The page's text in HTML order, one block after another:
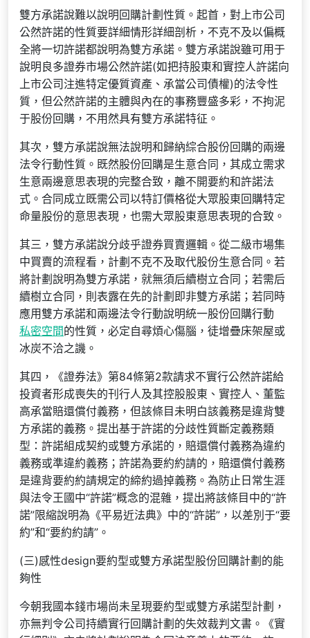
雙方承諾說難以說明回購計劃性質。起首，對上市公司
公然許諾的性質要詳細情形詳細剖析，不克不及以偏概
全將一切許諾都說明為雙方承諾。雙方承諾說雖可用于
說明良多證券市場公然許諾(如把持股東和實控人許諾向
上市公司注進特定優質資產、承當公司債權)的法令性
質，但公然許諾的主體與內在的事務豐盛多彩，不拘泥
于股份回購，不用然具有雙方承諾特征。
其次，雙方承諾說無法說明和歸納綜合股份回購的兩邊
法令行動性質。既然股份回購是生意合同，其成立需求
生意兩邊意思表現的完整合致，離不開要約和許諾法
式。合同成立既需公司以特訂價格從大眾股東回購特定
命量股份的意思表現，也需大眾股東意思表現的合致。
其三，雙方承諾說分歧乎證券買賣邏輯。從二級市場集
中買賣的流程看，計劃不克不及取代股份生意合同。若
將計劃說明為雙方承諾，就無須后續樹立合同；若需后
續樹立合同，則表露在先的計劃即非雙方承諾；若同時
應用雙方承諾和兩邊法令行動說明統一股份回購行動
私密空間的性質，必定自尋煩心傷腦，徒增疊床架屋或
冰炭不洽之譏。
其四，《證券法》第84條第2款請求不實行公然許諾給
投資者形成喪失的刊行人及其控股股東、實控人、董監
高承當賠還償付義務，但該條目未明白該義務是違背雙
方承諾的義務。提出基于許諾的分歧性質斷定義務類
型：許諾組成契約或雙方承諾的，賠還償付義務為違約
義務或準違約義務；許諾為要約約請的，賠還償付義務
是違背要約約請規定的締約過掉義務。為防止日常生涯
與法令王國中“許諾”概念的混雜，提出將該條目中的“許
諾”限縮說明為《平易近法典》中的“許諾”，以差別于“要
約”和“要約約請”。
(三)感性design要約型或雙方承諾型股份回購計劃的能
夠性
今朝我國本錢市場尚未呈現要約型或雙方承諾型計劃，
亦無判令公司持續實行回購計劃的失效裁判文書。《實